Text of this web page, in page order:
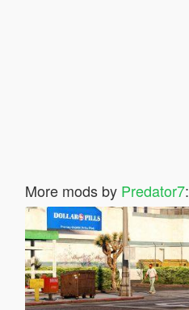
More mods by Predator7: